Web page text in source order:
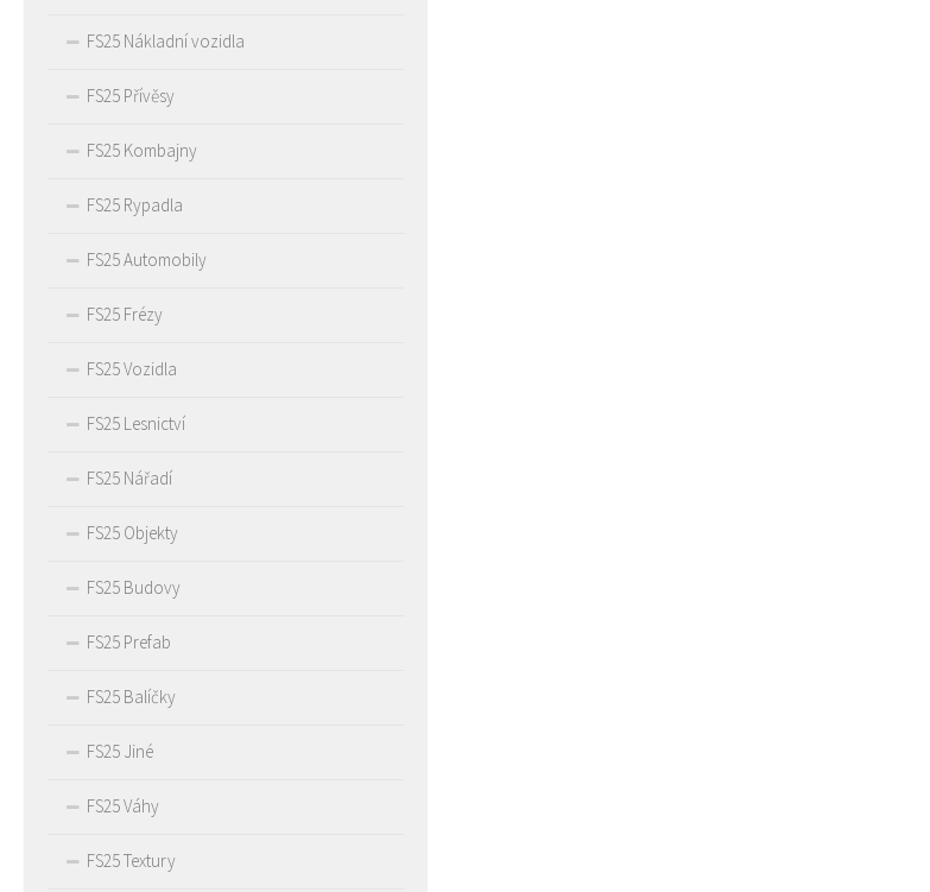
FS25 Nákladní vozidla
FS25 Přívěsy
FS25 Kombajny
FS25 Rypadla
FS25 Automobily
FS25 Frézy
FS25 Vozidla
FS25 Lesnictví
FS25 Nářadí
FS25 Objekty
FS25 Budovy
FS25 Prefab
FS25 Balíčky
FS25 Jiné
FS25 Váhy
FS25 Textury